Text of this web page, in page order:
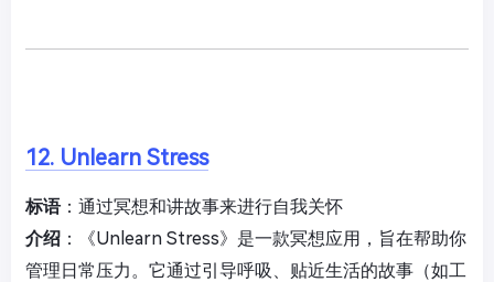
12. Unlearn Stress
标语：通过冥想和讲故事来进行自我关怀
介绍 ：《Unlearn Stress》是一款冥想应用，旨在帮助你
管理日常压力。它通过引导呼吸、贴近生活的故事（如工